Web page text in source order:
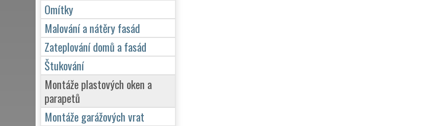
Omítky
Malování a nátěry fasád
Zateplování domů a fasád
Štukování
Montáže plastových oken a
parapetů
Montáže garážových vrat